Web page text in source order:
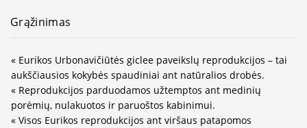
Grąžinimas
« Eurikos Urbonavičiūtės giclee paveikslų reprodukcijos – tai
aukščiausios kokybės spaudiniai ant natūralios drobės.
« Reprodukcijos parduodamos užtemptos ant medinių
porėmių, nulakuotos ir paruoštos kabinimui.
« Visos Eurikos reprodukcijos ant viršaus patapomos